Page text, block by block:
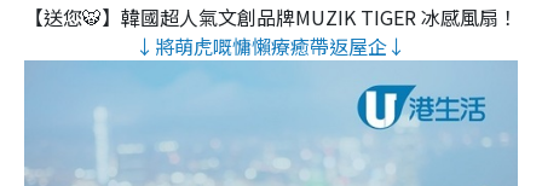
【送您🐯】韓國超人氣文創品牌MUZIK TIGER 冰感風扇！
↓將萌虎嘅慵懶療癒帶返屋企↓